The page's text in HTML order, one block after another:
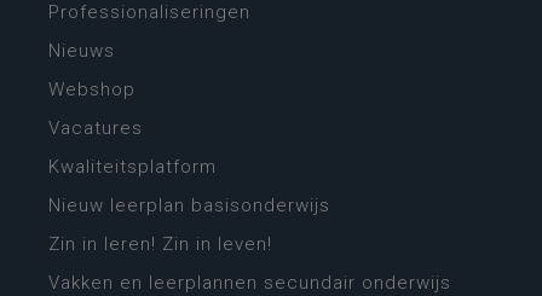
Professionaliseringen
Nieuws
Webshop
Vacatures
Kwaliteitsplatform
Nieuw leerplan basisonderwijs
Zin in leren! Zin in leven!
Vakken en leerplannen secundair onderwijs